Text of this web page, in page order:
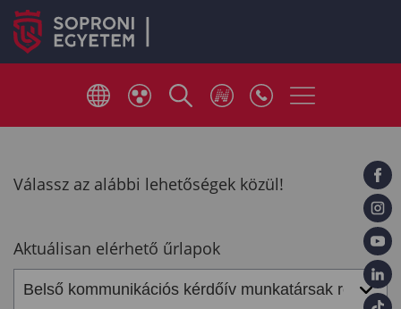
Válassz az alábbi lehetőségek közül!
Aktuálisan elérhető űrlapok